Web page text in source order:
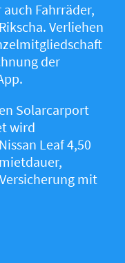
Fahrräder,
Verliehen
der
Solarcarport
wird
Leaf 4,50
mit